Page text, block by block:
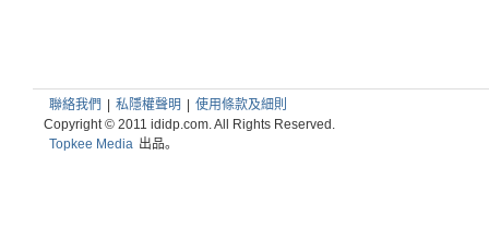
聯絡我們 私隱權聲明
使用條款及細則
Copyright © 2011 ididp.com. All Rights Reserved.
Topkee Media 出品。